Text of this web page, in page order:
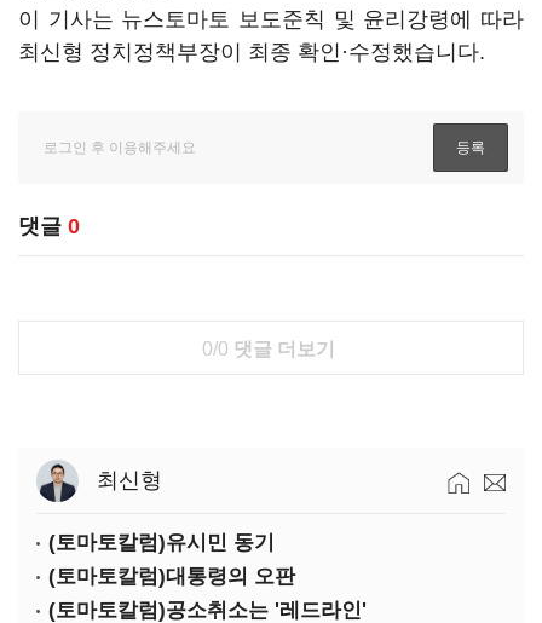
이 기사는 뉴스토마토 보도준칙 및 윤리강령에 따라
최신형 정치정책부장이 최종 확인·수정했습니다.
댓글 0
0/0 댓글 더보기
최신형
(토마토칼럼)유시민 동기
(토마토칼럼)대통령의 오판
(토마토칼럼)공소취소는 '레드라인'